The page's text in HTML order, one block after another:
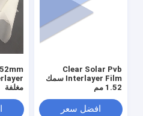
Clear Solar Pvb
Interlayer Film سمك
1.52 مم
افضل سعر
مغلفة